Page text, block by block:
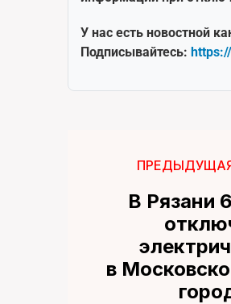
У нас есть новостной
Подписывайтесь:
В Рязани
в